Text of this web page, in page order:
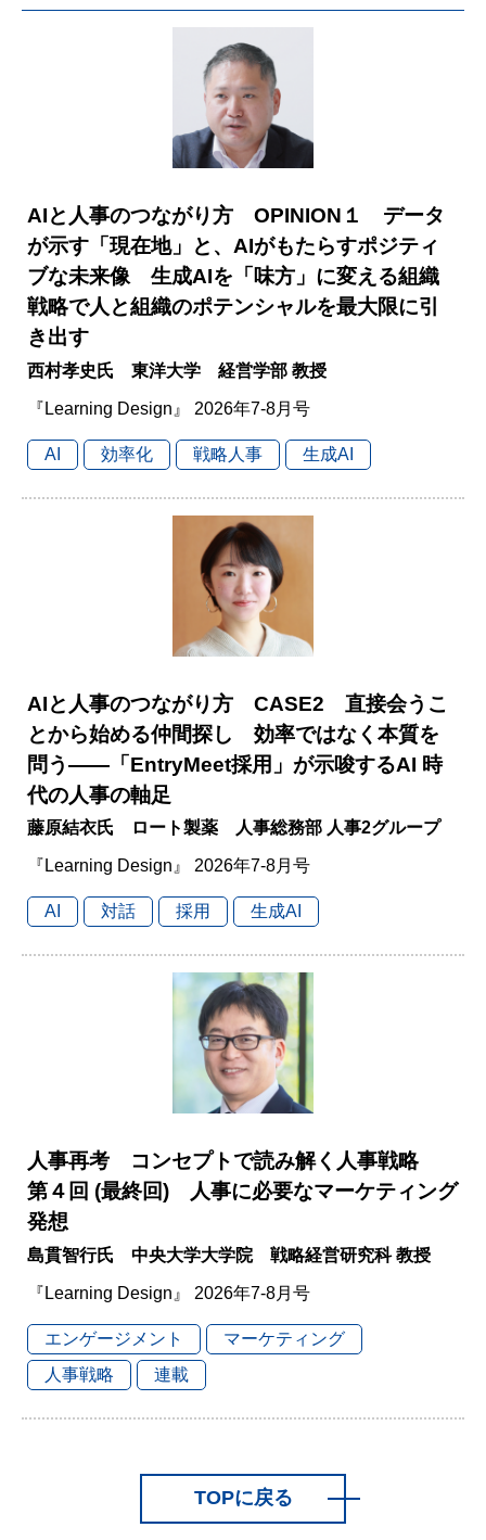
AIと人事のつながり方 OPINION１ データ
が示す「現在地」と、AIがもたらすポジティ
ブな未来像 生成AIを「味方」に変える組織
戦略で人と組織のポテンシャルを最大限に引
き出す
西村孝史氏 東洋大学 経営学部 教授
『Learning Design』 2026年7-8月号
AI 効率化 戦略人事 生成AI
AIと人事のつながり方 CASE2 直接会うこ
とから始める仲間探し 効率ではなく本質を
問う――「EntryMeet採用」が示唆するAI 時
代の人事の軸足
藤原結衣氏 ロート製薬 人事総務部 人事2グループ
『Learning Design』 2026年7-8月号
AI 対話 採用 生成AI
人事再考 コンセプトで読み解く人事戦略
第４回 (最終回) 人事に必要なマーケティング
発想
島貫智行氏 中央大学大学院 戦略経営研究科 教授
『Learning Design』 2026年7-8月号
エンゲージメント
マーケティング
人事戦略
連載
TOPに戻る